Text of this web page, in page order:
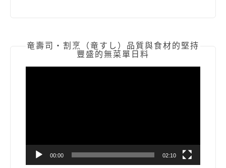
竜壽司‧割烹（竜すし）品質與食材的堅持
豐盛的無菜單日料
00:00 02:10